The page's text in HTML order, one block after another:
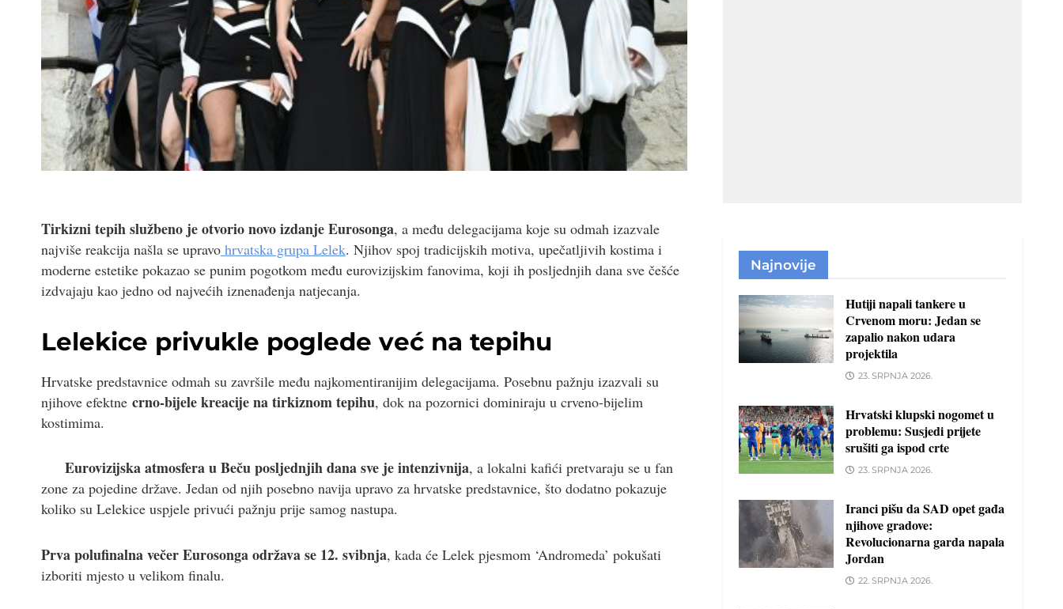
Tirkizni tepih službeno je otvorio novo izdanje Eurosonga, a među delegacijama koje su odmah izazvale
najviše reakcija našla se upravo hrvatska grupa Lelek. Njihov spoj tradicijskih motiva, upečatljivih kostima i
moderne estetike pokazao se punim pogotkom među eurovizijskim fanovima, koji ih posljednjih dana sve češće
izdvajaju kao jedno od najvećih iznenađenja natjecanja.
Lelekice privukle poglede već na tepihu
Hrvatske predstavnice odmah su završile među najkomentiranijim delegacijama. Posebnu pažnju izazvali su
njihove efektne crno-bijele kreacije na tirkiznom tepihu, dok na pozornici dominiraju u crveno-bijelim
kostimima.
Eurovizijska atmosfera u Beču posljednjih dana sve je intenzivnija, a lokalni kafići pretvaraju se u fan
zone za pojedine države. Jedan od njih posebno navija upravo za hrvatske predstavnice, što dodatno pokazuje
koliko su Lelekice uspjele privući pažnju prije samog nastupa.
Prva polufinalna večer Eurosonga održava se 12. svibnja, kada će Lelek pjesmom ‘Andromeda’ pokušati
izboriti mjesto u velikom finalu.
Najnovije
Hutiji napali tankere u
Crvenom moru: Jedan se
zapalio nakon udara
projektila
23. SRPNJA 2026.
Hrvatski klupski nogomet u
problemu: Susjedi prijete
srušiti ga ispod crte
23. SRPNJA 2026.
Iranci pišu da SAD opet gađa
njihove gradove:
Revolucionarna garda napala
Jordan
22. SRPNJA 2026.